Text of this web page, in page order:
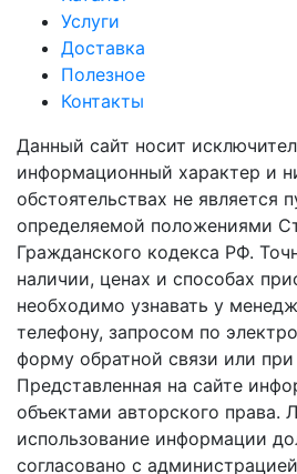
Услуги
Доставка
Полезное
Контакты
Данный сайт носит
информационный характер и
обстоятельствах не является
определяемой положениями
Гражданского кодекса РФ.
наличии, ценах и способах
необходимо узнавать у
телефону, запросом по
форму обратной связи или
Представленная на сайте
объектами авторского права.
использование информации
согласовано с